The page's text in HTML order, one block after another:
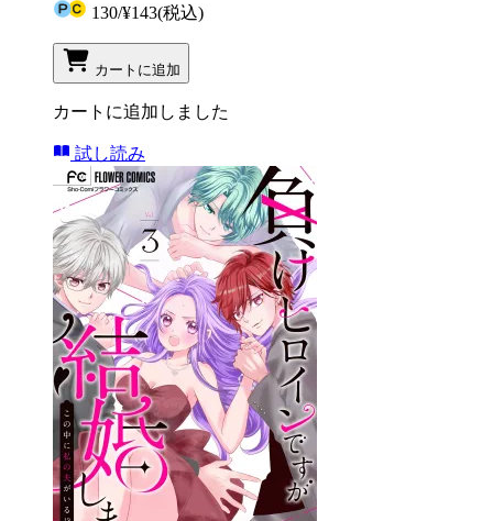
130/¥143(税込)
カートに追加
カートに追加しました
試し読み